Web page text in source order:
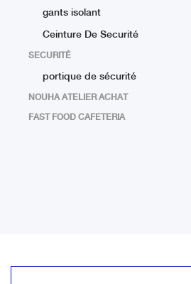
gants isolant
Ceinture De Securité
SECURITÉ
portique de sécurité
NOUHA ATELIER ACHAT
FAST FOOD CAFETERIA